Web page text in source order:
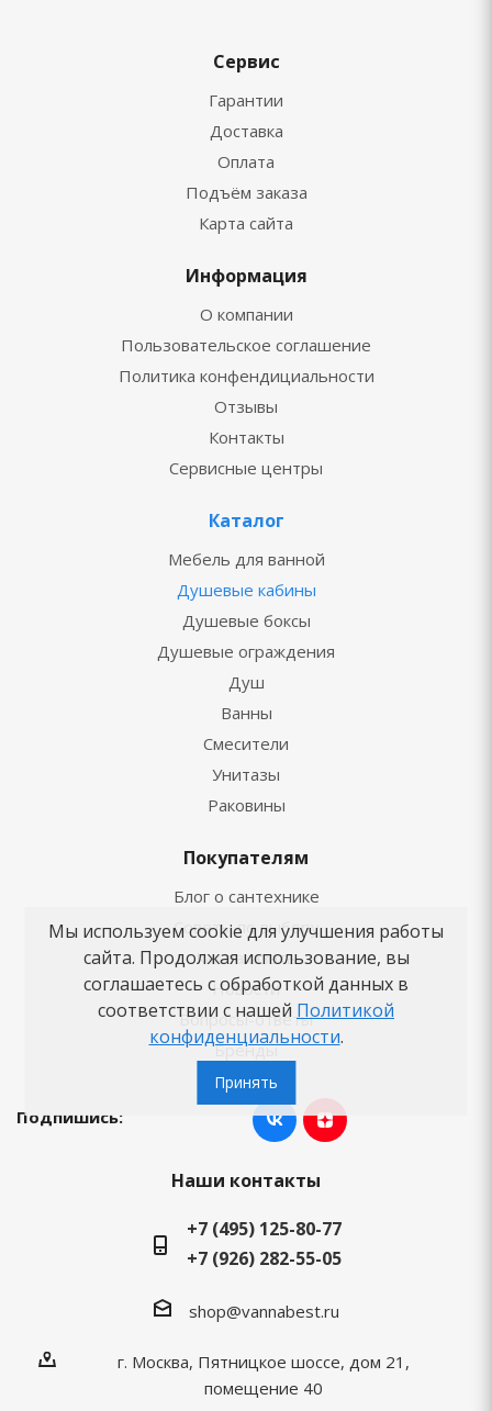
Сервис
Гарантии
Доставка
Оплата
Подъём заказа
Карта сайта
Информация
О компании
Пользовательское соглашение
Политика конфендициальности
Отзывы
Контакты
Сервисные центры
Каталог
Мебель для ванной
Душевые кабины
Душевые боксы
Душевые ограждения
Душ
Ванны
Смесители
Унитазы
Раковины
Покупателям
Блог о сантехнике
Советы по выбору
Как заказать
Новости
Вопросы-ответы
Бренды
Подпишись:
Наши контакты
+7 (495) 125-80-77
+7 (926) 282-55-05
shop@vannabest.ru
г. Москва, Пятницкое шоссе, дом 21,
помещение 40
Мы используем cookie для улучшения работы
сайта. Продолжая использование, вы
соглашаетесь с обработкой данных в
соответствии с нашей Политикой
конфиденциальности.
Принять